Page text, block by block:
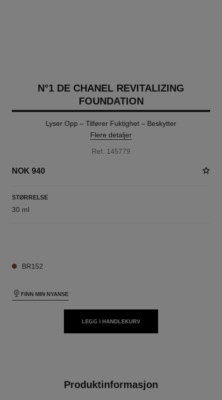
N°1 DE CHANEL REVITALIZING
FOUNDATION
Lyser Opp – Tilfører Fuktighet – Beskytter
Flere detaljer
Ref. 145779
NOK 940
STØRRELSE
30 ml
BR152
FINN MIN NYANSE
LEGG I HANDLEKURV
Produktinformasjon